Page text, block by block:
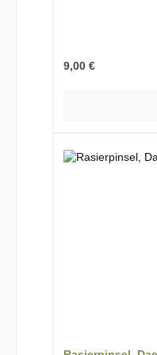
Regulärer Preis:
9,00 €